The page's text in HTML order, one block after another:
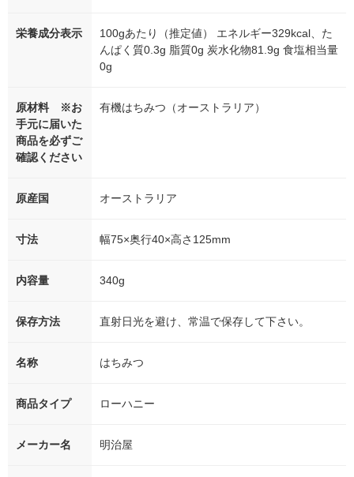
栄養成分表示
100gあたり（推定値） エネルギー329kcal、た
んぱく質0.3g 脂質0g 炭水化物81.9g 食塩相当量
0g
原材料 ※お
手元に届いた
商品を必ずご
確認ください
有機はちみつ（オーストラリア）
原産国 オーストラリア
寸法 幅75×奥行40×高さ125mm
内容量 340g
保存方法 直射日光を避け、常温で保存して下さい。
名称 はちみつ
商品タイプ ローハニー
メーカー名 明治屋